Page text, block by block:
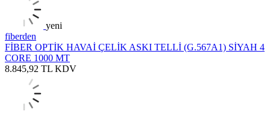
yeni
fiberden
FİBER OPTİK HAVAİ ÇELİK ASKI TELLİ (G.567A1) SİYAH 4
CORE 1000 MT
8.845,92 TL KDV